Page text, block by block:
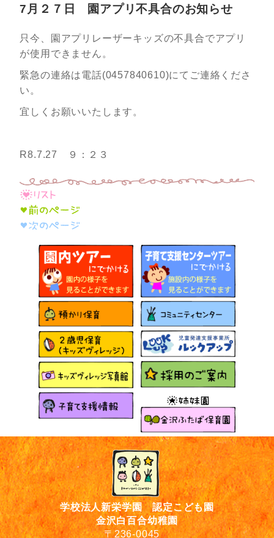
7月２７日 園アプリ不具合のお知らせ
只今、園アプリレーザーキッズの不具合でアプリ
が使用できません。
緊急の連絡は電話(0457840610)にてご連絡くださ
い。
宜しくお願いいたします。
R8.7.27 ９：２３
学校法人新栄学園 認定こども園
金沢白百合幼稚園
〒236-0045